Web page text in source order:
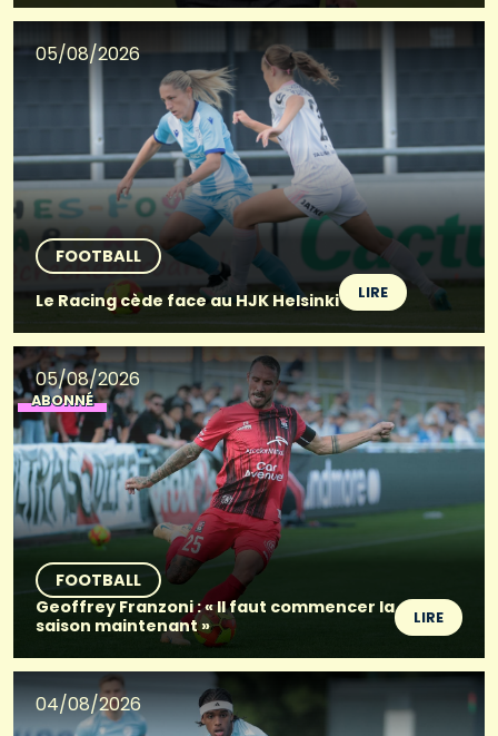
05/08/2026
FOOTBALL
Le Racing cède face au HJK Helsinki
LIRE
05/08/2026
ABONNÉ
FOOTBALL
Geoffrey Franzoni : « Il faut commencer la
saison maintenant »
LIRE
04/08/2026